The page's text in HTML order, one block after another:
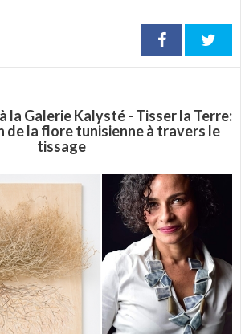
la Galerie Kalysté - Tisser la Terre:
de la flore tunisienne à travers le
tissage